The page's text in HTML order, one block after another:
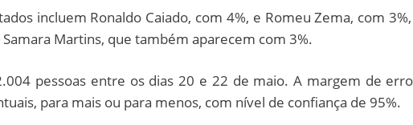
incluem Ronaldo Caiado, com 4%, e Romeu Zema, com
Samara Martins, que também aparecem com 3%.
pessoas entre os dias 20 e 22 de maio. A margem de
para mais ou para menos, com nível de confiança de 95%.